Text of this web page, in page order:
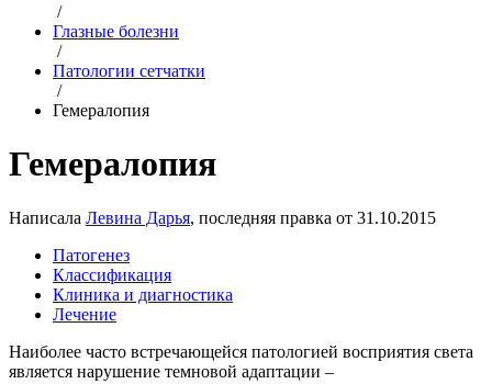
/
Глазные болезни
/
Патологии сетчатки
/
Гемералопия
Гемералопия
Написала Левина Дарья, последняя правка от 31.10.2015
Патогенез
Классификация
Клиника и диагностика
Лечение
Наиболее часто встречающейся патологией восприятия света
является нарушение темновой адаптации –